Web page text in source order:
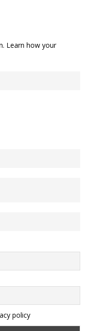
Learn how your
policy